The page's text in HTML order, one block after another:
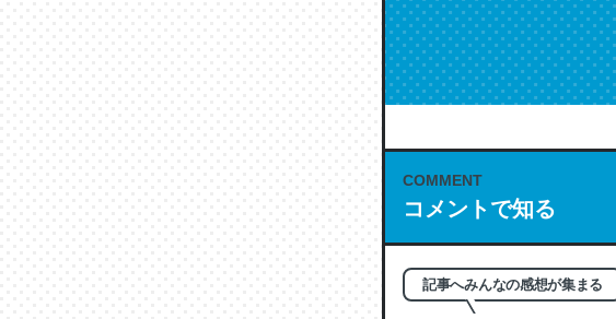
COMMENT
コメントで知る
記事へみんなの感想が集まる
これは名文。彼はとても
もお勧め。自分はこの流
─今のこの状況が信じられるか